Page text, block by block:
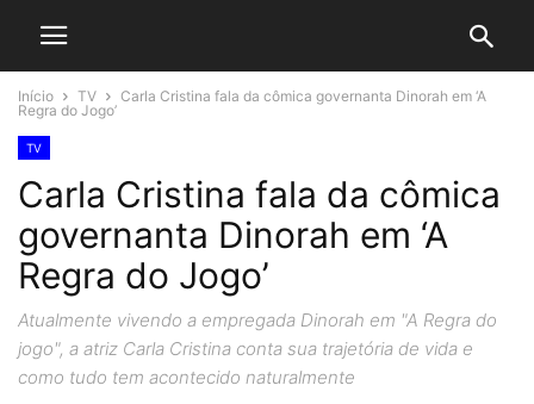
Início TV
Carla Cristina fala da cômica governanta Dinorah em ‘A
Regra do Jogo’
TV
Carla Cristina fala da cômica
governanta Dinorah em ‘A
Regra do Jogo’
Atualmente vivendo a empregada Dinorah em "A Regra do
jogo", a atriz Carla Cristina conta sua trajetória de vida e
como tudo tem acontecido naturalmente